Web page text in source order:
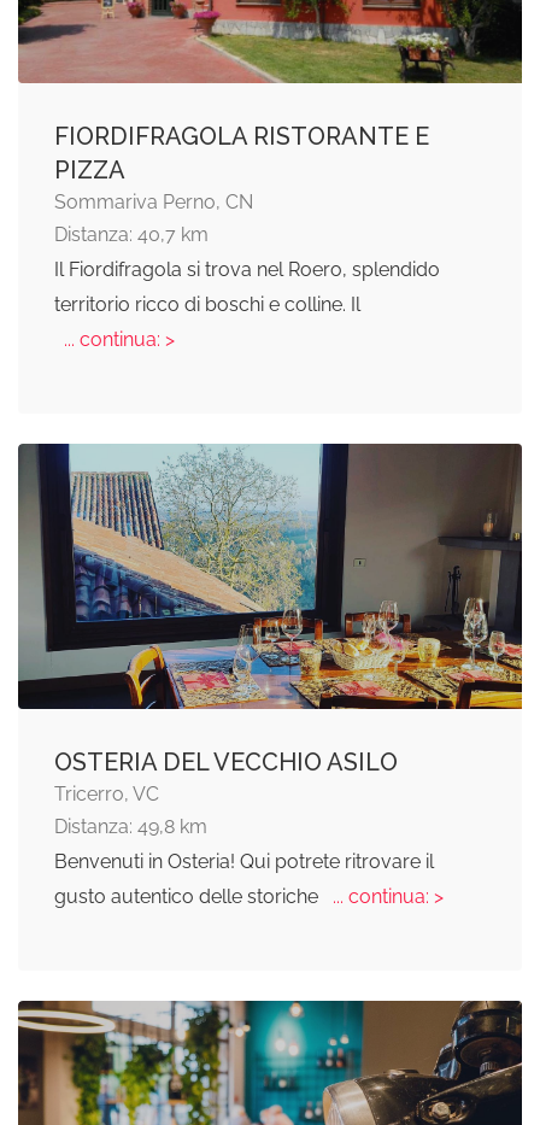
FIORDIFRAGOLA RISTORANTE E
PIZZA
Sommariva Perno, CN
Distanza: 40,7 km
Il Fiordifragola si trova nel Roero, splendido
territorio ricco di boschi e colline. Il
... continua: >
OSTERIA DEL VECCHIO ASILO
Tricerro, VC
Distanza: 49,8 km
Benvenuti in Osteria! Qui potrete ritrovare il
gusto autentico delle storiche
... continua: >